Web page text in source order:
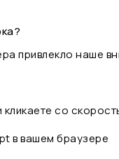
привлекло наше
кликаете со
в вашем браузере